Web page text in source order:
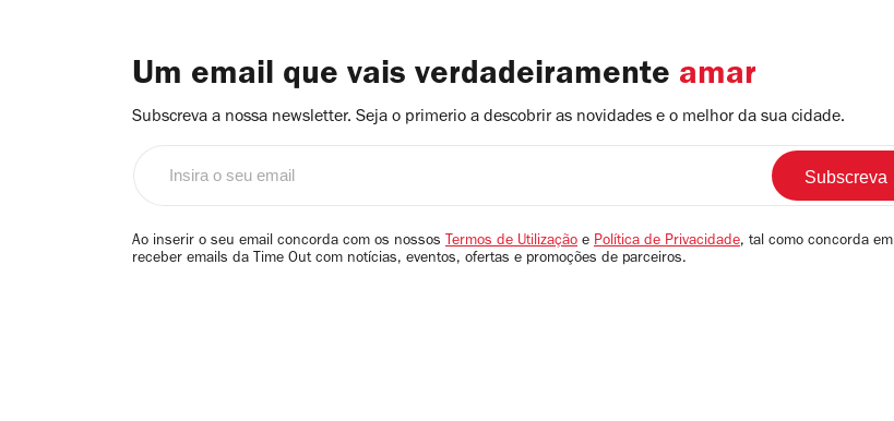
Um email que vais verdadeiramente amar
Subscreva a nossa newsletter. Seja o primerio a descobrir as novidades e o melhor da sua cidade.
email
Ao inserir o seu email concorda com os nossos Termos de Utilização e Política de Privacidade, tal como concorda em
receber emails da Time Out com notícias, eventos, ofertas e promoções de parceiros.